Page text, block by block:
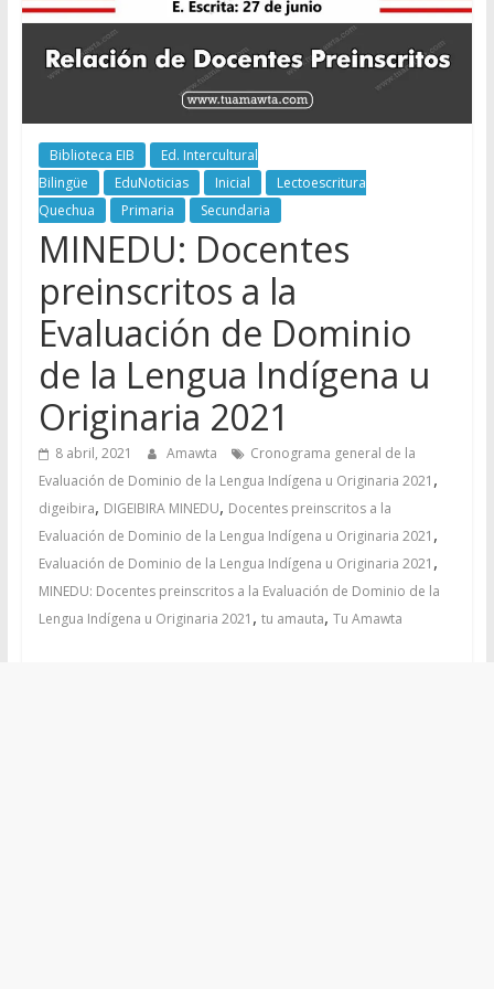
Biblioteca EIB
Ed. Intercultural
Bilingüe
EduNoticias Inicial
Lectoescritura
Quechua
Primaria Secundaria
MINEDU: Docentes
preinscritos a la
Evaluación de Dominio
de la Lengua Indígena u
Originaria 2021
8 abril, 2021 Amawta
Cronograma general de la
Evaluación de Dominio de la Lengua Indígena u Originaria 2021 ,
digeibira, DIGEIBIRA MINEDU, Docentes preinscritos a la
Evaluación de Dominio de la Lengua Indígena u Originaria 2021 ,
Evaluación de Dominio de la Lengua Indígena u Originaria 2021 ,
MINEDU: Docentes preinscritos a la Evaluación de Dominio de la
Lengua Indígena u Originaria 2021 , tu amauta, Tu Amawta